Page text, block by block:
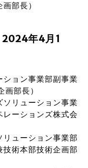
画部長）
2024年4月1
ョン事業部副事業
部長）
リューション事業
ーションズ株式会
ューション事業部
術本部技術企画部